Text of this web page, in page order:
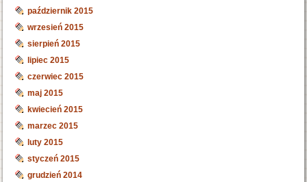
październik 2015
wrzesień 2015
sierpień 2015
lipiec 2015
czerwiec 2015
maj 2015
kwiecień 2015
marzec 2015
luty 2015
styczeń 2015
grudzień 2014